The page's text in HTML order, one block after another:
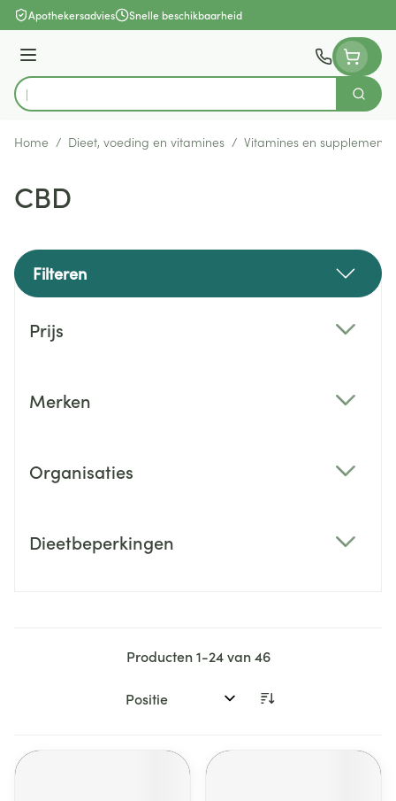
Ga naar de inhoud
Apothekersadvies Snelle beschikbaarheid
Menu
Product, merk, categorie...
Zoek
Home / Dieet, voeding en vitamines / Vitamines en
CBD
Filteren
Prijs
Merken
Organisaties
Dieetbeperkingen
Producten1-24van46
Sorteer op: